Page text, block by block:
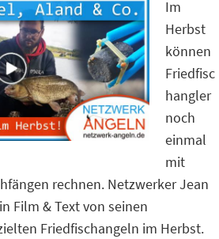
Im
Herbst
können
Friedfisc
hangler
noch
einmal
mit
rechnen. Netzwerker Jean
Film & Text von seinen
Friedfischangeln im Herbst.